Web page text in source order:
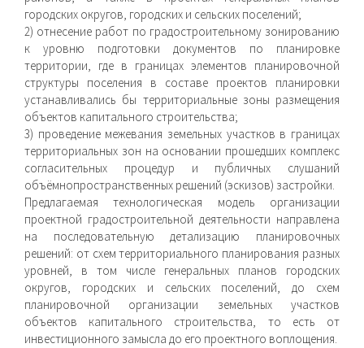
городских округов, городских и сельских поселений;
2) отнесение работ по градостроительному зонированию
к уровню подготовки документов по планировке
территории, где в границах элементов планировочной
структуры поселения в составе проектов планировки
устанавливались бы территориальные зоны размещения
объектов капитального строительства;
3) проведение межевания земельных участков в границах
территориальных зон на основании прошедших комплекс
согласительных процедур и публичных слушаний
объёмнопространственных решений (эскизов) застройки.
Предлагаемая технологическая модель организации
проектной градостроительной деятельности направлена
на последовательную детализацию планировочных
решений: от схем территориального планирования разных
уровней, в том числе генеральных планов городских
округов, городских и сельских поселений, до схем
планировочной организации земельных участков
объектов капитального строительства, то есть от
инвестиционного замысла до его проектного воплощения.